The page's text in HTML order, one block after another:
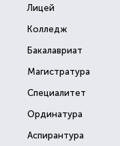
Лицей
Колледж
Бакалавриат
Магистратура
Специалитет
Ординатура
Аспирантура